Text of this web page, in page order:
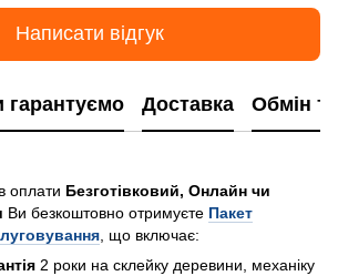
Написати відгук
гарантуємо Доставка Обмін
оплати Безготівковий, Онлайн чи
Ви безкоштовно отримуєте Пакет
, що включає:
2 роки на склейку деревини, механіку